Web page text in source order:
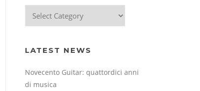
LATEST NEWS
Novecento Guitar: quattordici anni
di musica